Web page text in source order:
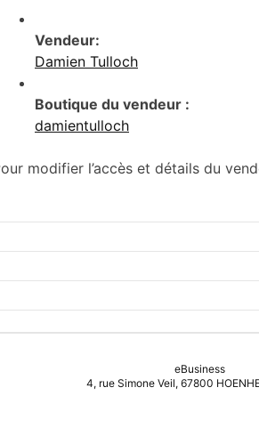
Vendeur:
Damien Tulloch
Boutique du vendeur :
damientulloch
modifier l’accès et détails du
eBusiness
4, rue Simone Veil, 67800